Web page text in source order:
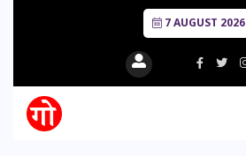
7 AUGUST 2026